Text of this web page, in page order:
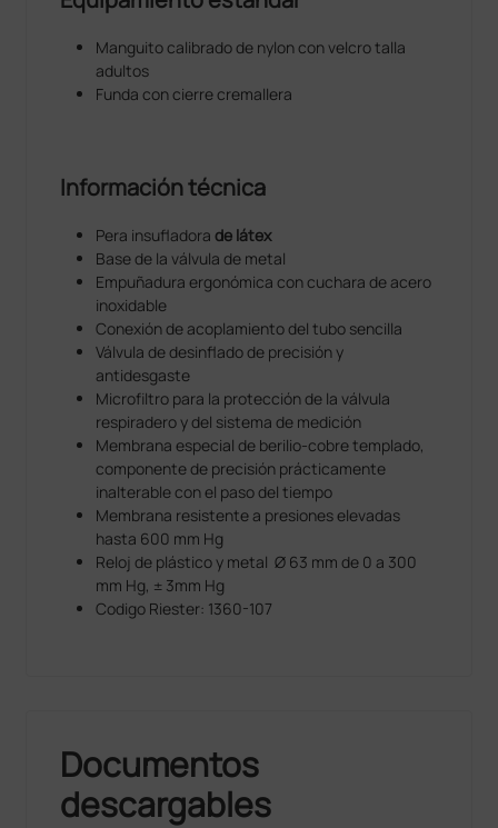
Manguito calibrado de nylon con velcro talla
adultos
Funda con cierre cremallera
Información técnica
Pera insufladorade látex
Base de la válvula de metal
Empuñadura ergonómica con cuchara de acero
inoxidable
Conexión de acoplamiento del tubo sencilla
Válvula de desinflado de precisión y
antidesgaste
Microfiltro para la protección de la válvula
respiradero y del sistema de medición
Membrana especial de berilio-cobre templado,
componente de precisión prácticamente
inalterable con el paso del tiempo
Membrana resistente a presiones elevadas
hasta 600 mm Hg
Reloj de plástico y metal Ø 63 mm de 0 a 300
mm Hg, ± 3mm Hg
Codigo Riester: 1360-107
Documentos
descargables